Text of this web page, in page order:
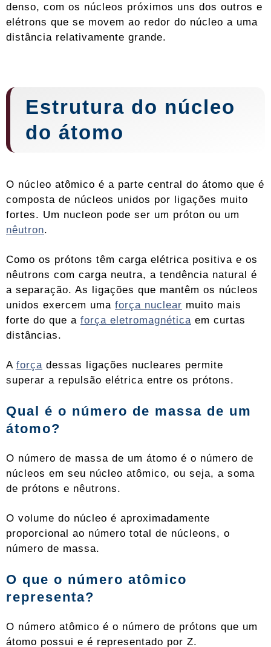
denso, com os núcleos próximos uns dos outros e
elétrons que se movem ao redor do núcleo a uma
distância relativamente grande.
Estrutura do núcleo
do átomo
O núcleo atômico é a parte central do átomo que é
composta de núcleos unidos por ligações muito
fortes. Um nucleon pode ser um próton ou um
nêutron.
Como os prótons têm carga elétrica positiva e os
nêutrons com carga neutra, a tendência natural é
a separação. As ligações que mantêm os núcleos
unidos exercem uma força nuclear muito mais
forte do que a força eletromagnética em curtas
distâncias.
A força dessas ligações nucleares permite
superar a repulsão elétrica entre os prótons.
Qual é o número de massa de um
átomo?
O número de massa de um átomo é o número de
núcleos em seu núcleo atômico, ou seja, a soma
de prótons e nêutrons.
O volume do núcleo é aproximadamente
proporcional ao número total de núcleons, o
número de massa.
O que o número atômico
representa?
O número atômico é o número de prótons que um
átomo possui e é representado por Z.